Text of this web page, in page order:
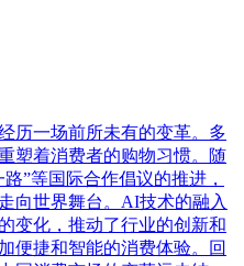
历一场前所未有的变革。多
塑着消费者的购物习惯。随
”等国际合作倡议的推进，
向世界舞台。AI技术的融入
变化，推动了行业的创新和
便捷和智能的消费体验。回